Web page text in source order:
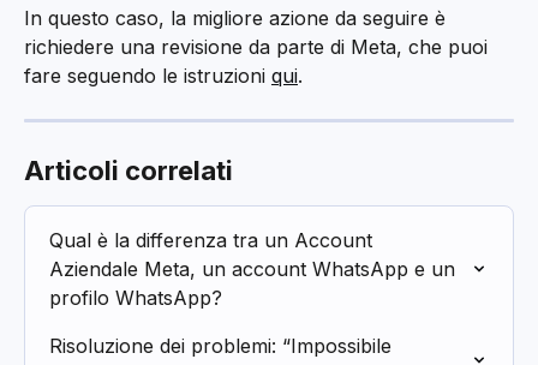
In questo caso, la migliore azione da seguire è
richiedere una revisione da parte di Meta, che puoi
fare seguendo le istruzioni qui.
Articoli correlati
Qual è la differenza tra un Account
Aziendale Meta, un account WhatsApp e un
profilo WhatsApp?
Risoluzione dei problemi: “Impossibile